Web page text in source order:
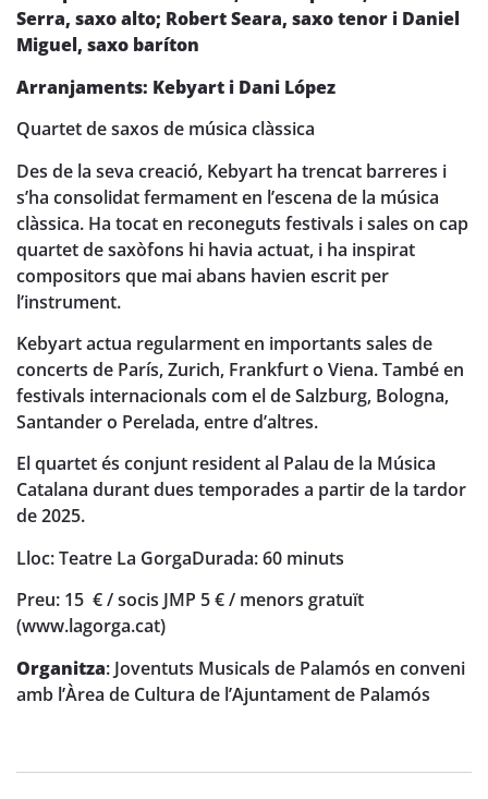
Serra, saxo alto; Robert Seara, saxo tenor i Daniel
Miguel, saxo baríton
Arranjaments: Kebyart i Dani López
Quartet de saxos de música clàssica
Des de la seva creació, Kebyart ha trencat barreres i
s’ha consolidat fermament en l’escena de la música
clàssica. Ha tocat en reconeguts festivals i sales on cap
quartet de saxòfons hi havia actuat, i ha inspirat
compositors que mai abans havien escrit per
l’instrument.
Kebyart actua regularment en importants sales de
concerts de París, Zurich, Frankfurt o Viena. També en
festivals internacionals com el de Salzburg, Bologna,
Santander o Perelada, entre d’altres.
El quartet és conjunt resident al Palau de la Música
Catalana durant dues temporades a partir de la tardor
de 2025.
Lloc: Teatre La GorgaDurada: 60 minuts
Preu: 15 € / socis JMP 5 € / menors gratuït
(www.lagorga.cat)
Organitza: Joventuts Musicals de Palamós en conveni
amb l’Àrea de Cultura de l’Ajuntament de Palamós